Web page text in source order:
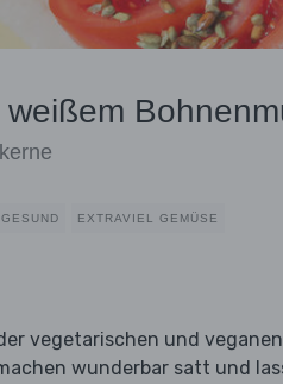
EXTRAVIEL GEMÜSE
vegetarischen und
wunderbar satt und